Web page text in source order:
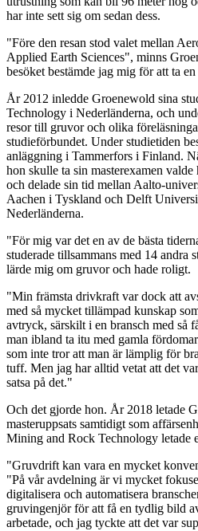
har inte sett sig om sedan dess.
"Före den resan stod valet mellan
Applied Earth Sciences", minns
besöket bestämde jag mig för att ta
År 2012 inledde Groenewold sina
Technology i Nederländerna, och
resor till gruvor och olika
studieförbundet. Under studietiden
anläggning i Tammerfors i Finland.
hon skulle ta sin masterexamen
och delade sin tid mellan Aalto-
Aachen i Tyskland och Delft
Nederländerna.
"För mig var det en av de bästa
studerade tillsammans med 14 andra
lärde mig om gruvor och hade roligt.
"Min främsta drivkraft var dock att
med så mycket tillämpad kunskap
avtryck, särskilt i en bransch med så
man ibland ta itu med gamla
som inte tror att man är lämplig för
tuff. Men jag har alltid vetat att det
satsa på det."
Och det gjorde hon. År 2018 letade
masteruppsats samtidigt som
Mining and Rock Technology letade
"Gruvdrift kan vara en mycket
"På vår avdelning är vi mycket
digitalisera och automatisera
gruvingenjör för att få en tydlig bild
arbetade, och jag tyckte att det var